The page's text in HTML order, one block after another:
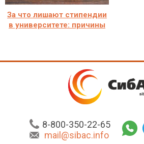
За что лишают стипендии
в университете: причины
8-800-350-22-65
mail@sibac.info